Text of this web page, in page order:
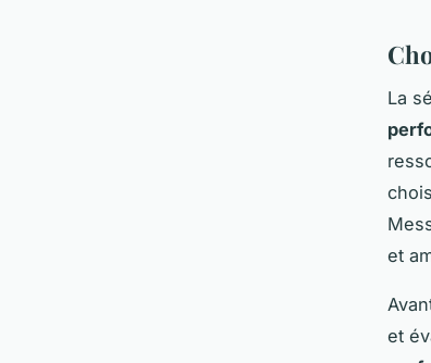
La
et
et